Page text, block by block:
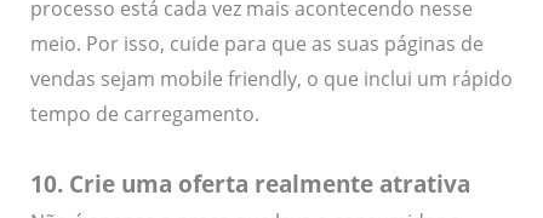
processo está cada vez mais acontecendo nesse
meio. Por isso, cuide para que as suas páginas de
vendas sejam mobile friendly, o que inclui um rápido
tempo de carregamento.
10. Crie uma oferta realmente atrativa